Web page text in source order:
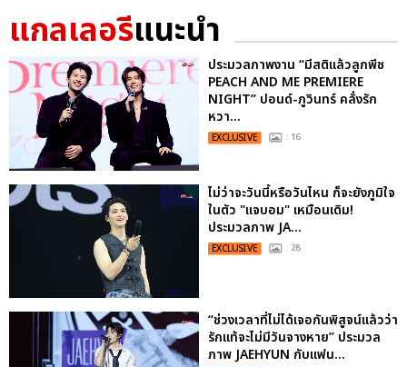
แกลเลอรีแนะนำ
ประมวลภาพงาน “มีสติแล้วลูกพีช
PEACH AND ME PREMIERE
NIGHT” ปอนด์-ภูวินทร์ คลั่งรัก
หวา...
EXCLUSIVE : 16
ไม่ว่าจะวันนี้หรือวันไหน ก็จะยังภูมิใจ
ในตัว "แจบอม" เหมือนเดิม!
ประมวลภาพ JA...
EXCLUSIVE : 28
“ช่วงเวลาที่ไม่ได้เจอกันพิสูจน์แล้วว่า
รักแท้จะไม่มีวันจางหาย” ประมวล
ภาพ JAEHYUN กับแฟน...